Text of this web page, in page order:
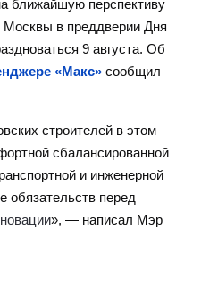
ближайшую перспективу
Москвы в преддверии Дня
9 августа. Об
«Макс» сообщил
строителей в этом
сбалансированной
и инженерной
обязательств перед
», — написал Мэр